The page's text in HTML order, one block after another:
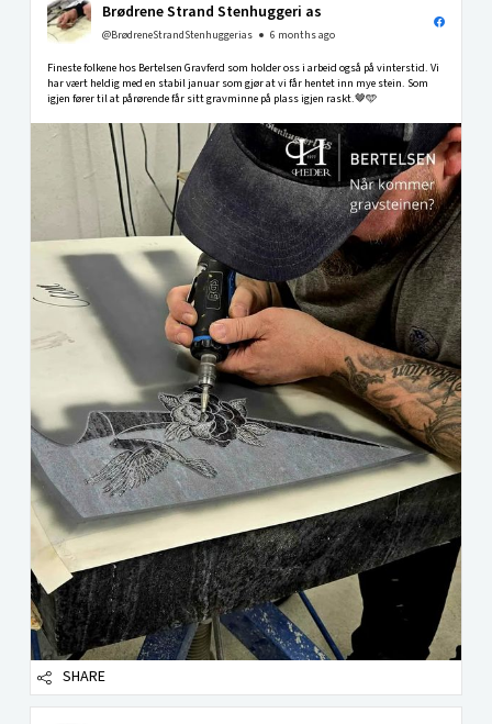
Brødrene Strand Stenhuggeri as
@BrødreneStrandStenhuggerias 6 months ago
Fineste folkene hos Bertelsen Gravferd som holder oss i arbeid også på vinterstid. Vi
har vært heldig med en stabil januar som gjør at vi får hentet inn mye stein. Som
igjen fører til at pårørende får sitt gravminne på plass igjen raskt.🤎🩵
SHARE